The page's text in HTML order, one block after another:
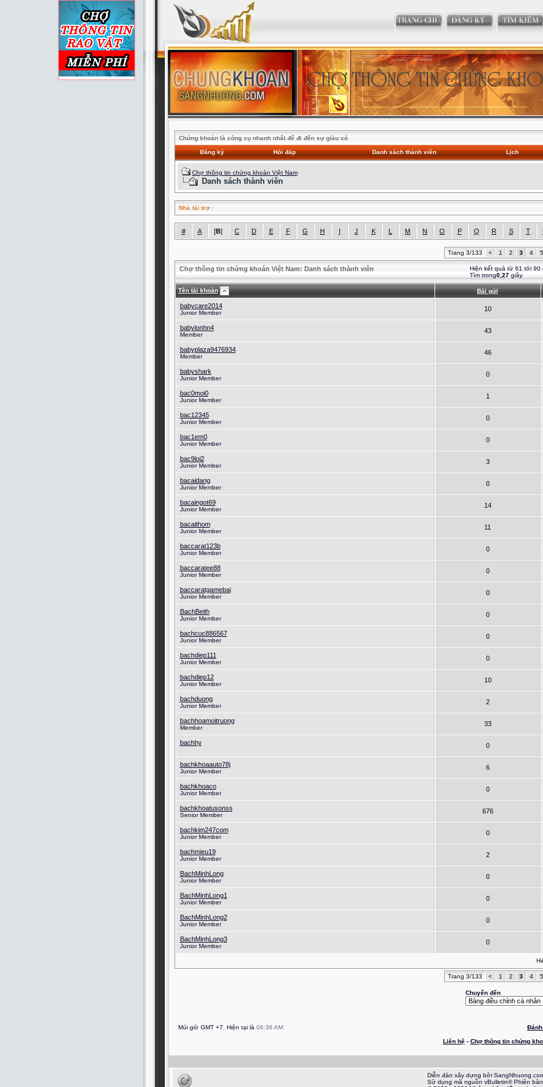
Chứng khoán là công cụ nhanh nhất để đi đến sự giàu có
Đăng ký Hỏi đáp Danh sách thành viên Lịch
Chợ thông tin chứng khoán Việt Nam
Danh sách thành viên
Nhà tài trợ:
# A [B] C D E F G H I J K L M N O P Q R S T
Trang 3/133 < 1 2 3 4 5
Hiện kết quả từ 61 tới 90
Tìm trong0,27giây.
Chợ thông tin chứng khoán Việt Nam: Danh sách thành viên
Tên tài khoản Bài gửi
babycare2014
Junior Member
10
babylonhn4
Member
43
babyplaza9476934
Member
46
babyshark
Junior Member
0
bac0moi0
Junior Member
1
bac12345
Junior Member
0
bac1em0
Junior Member
0
bac9loi2
Junior Member
3
bacaidang
Junior Member
0
bacaingot69
Junior Member
14
bacaithom
Junior Member
11
baccarat123b
Junior Member
0
baccaratee88
Junior Member
0
baccaratgamebai
Junior Member
0
BachBeith
Junior Member
0
bachcuc886567
Junior Member
0
bachdiep111
Junior Member
0
bachdiep12
Junior Member
10
bachduong
Junior Member
2
bachhoamoitruong
Member
33
bachhy 0
bachkhoaauto78j
Junior Member
6
bachkhoaco
Junior Member
0
bachkhoatusonss
Senior Member
676
bachkim247com
Junior Member
0
bachmieu19
Junior Member
2
BachMinhLong
Junior Member
0
BachMinhLong1
Junior Member
0
BachMinhLong2
Junior Member
0
BachMinhLong3
Junior Member
0
Trang 3/133 < 1 2 3 4 5
Chuyển đến
Múi giờ GMT +7. Hiện tại là 06:36 AM
Liên hệ - Chợ thông tin chứng
Diễn đàn xây dựng bởi
Sử dụng mã nguồn vBulletin® Phiên